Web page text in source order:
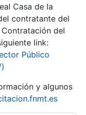
Casa de la
contratante del
del
link:
Público
y algunos